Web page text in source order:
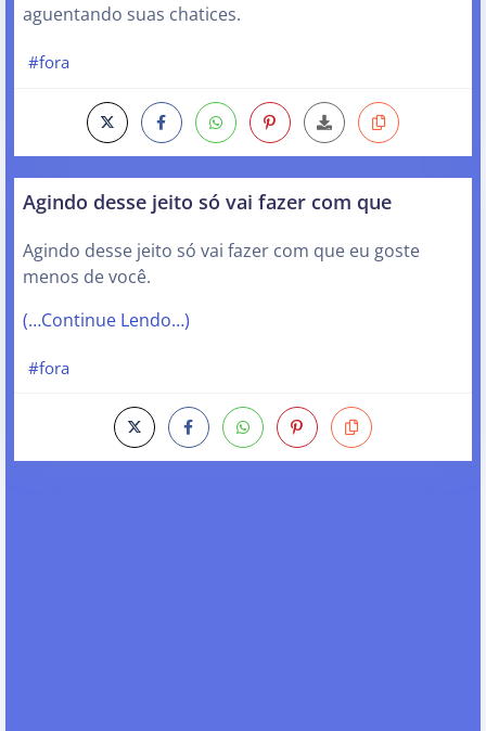
aguentando suas chatices.
#fora
Agindo desse jeito só vai fazer com que
Agindo desse jeito só vai fazer com que eu goste
menos de você.
(…Continue Lendo…)
#fora